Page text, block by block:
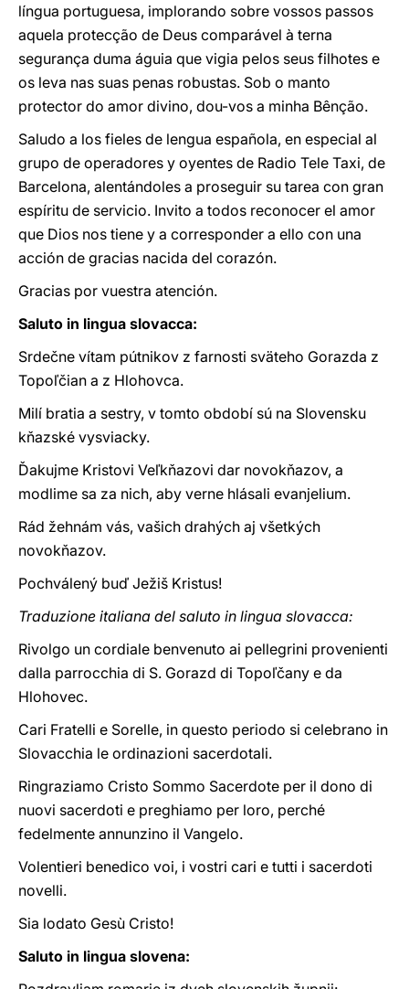
língua portuguesa, implorando sobre vossos passos
aquela protecção de Deus comparável à terna
segurança duma águia que vigia pelos seus filhotes e
os leva nas suas penas robustas. Sob o manto
protector do amor divino, dou-vos a minha Bênção.
Saludo a los fieles de lengua española, en especial al
grupo de operadores y oyentes de Radio Tele Taxi, de
Barcelona, alentándoles a proseguir su tarea con gran
espíritu de servicio. Invito a todos reconocer el amor
que Dios nos tiene y a corresponder a ello con una
acción de gracias nacida del corazón.
Gracias por vuestra atención.
Saluto in lingua slovacca:
Srdečne vítam pútnikov z farnosti sväteho Gorazda z
Topoľčian a z Hlohovca.
Milí bratia a sestry, v tomto období sú na Slovensku
kňazské vysviacky.
Ďakujme Kristovi Veľkňazovi dar novokňazov, a
modlime sa za nich, aby verne hlásali evanjelium.
Rád žehnám vás, vašich drahých aj všetkých
novokňazov.
Pochválený buď Ježiš Kristus!
Traduzione italiana del saluto in lingua slovacca:
Rivolgo un cordiale benvenuto ai pellegrini provenienti
dalla parrocchia di S. Gorazd di Topoľčany e da
Hlohovec.
Cari Fratelli e Sorelle, in questo periodo si celebrano in
Slovacchia le ordinazioni sacerdotali.
Ringraziamo Cristo Sommo Sacerdote per il dono di
nuovi sacerdoti e preghiamo per loro, perché
fedelmente annunzino il Vangelo.
Volentieri benedico voi, i vostri cari e tutti i sacerdoti
novelli.
Sia lodato Gesù Cristo!
Saluto in lingua slovena: